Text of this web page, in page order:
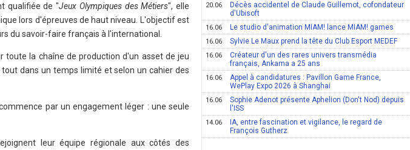
qualifiée de "Jeux Olympiques des Métiers", elle
lors d'épreuves de haut niveau. L'objectif est
du savoir-faire français à l'international.
toute la chaîne de production d'un asset de jeu
dans un temps limité et selon un cahier des
par un engagement léger : une seule
leur équipe régionale aux côtés des
20.06
Décès accidentel de Claude Guillemot, cofondateur
d'Ubisoft
16.06 Le studio d'animation MIAM! lance MIAM! games
16.06 Sylvie Le Maux prend la tête du Club Esport MEDEF
16.06
Créateur d'un des rares univers transmédia
français, Ankama a 25 ans
16.06
Appel à candidatures : Pavillon Game France,
WePlay Expo 2026 à Shanghai
16.06
Sophie Adenot présente Aphelion (Don't Nod) depuis
l'ISS
14.06
IA, entre fascination et vigilance, le regard de
François Gutherz